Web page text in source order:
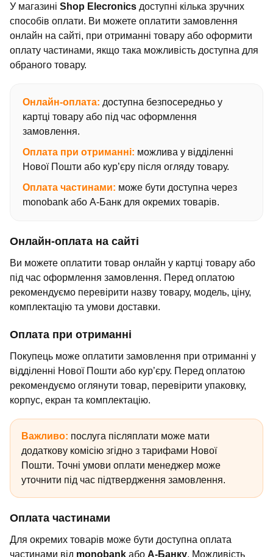
У магазині Shop Elecronics доступні кілька зручних
способів оплати. Ви можете оплатити замовлення
онлайн на сайті, при отриманні товару або оформити
оплату частинами, якщо така можливість доступна для
обраного товару.
Онлайн-оплата: доступна безпосередньо у
картці товару або під час оформлення
замовлення.
Оплата при отриманні: можлива у відділенні
Нової Пошти або кур’єру після огляду товару.
Оплата частинами: може бути доступна через
monobank або А-Банк для окремих товарів.
Онлайн-оплата на сайті
Ви можете оплатити товар онлайн у картці товару або
під час оформлення замовлення. Перед оплатою
рекомендуємо перевірити назву товару, модель, ціну,
комплектацію та умови доставки.
Оплата при отриманні
Покупець може оплатити замовлення при отриманні у
відділенні Нової Пошти або кур’єру. Перед оплатою
рекомендуємо оглянути товар, перевірити упаковку,
корпус, екран та комплектацію.
Важливо: послуга післяплати може мати
додаткову комісію згідно з тарифами Нової
Пошти. Точні умови оплати менеджер може
уточнити під час підтвердження замовлення.
Оплата частинами
Для окремих товарів може бути доступна оплата
частинами від monobank або А-Банку. Можливість